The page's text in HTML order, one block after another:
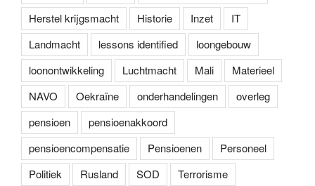
Herstel krijgsmacht
Historie Inzet
IT
Landmacht
lessons identified
loongebouw
loonontwikkeling
Luchtmacht Mali
Materieel
NAVO
Oekraïne onderhandelingen
overleg
pensioen
pensioenakkoord
pensioencompensatie
Pensioenen
Personeel
Politiek
Rusland SOD Terrorisme